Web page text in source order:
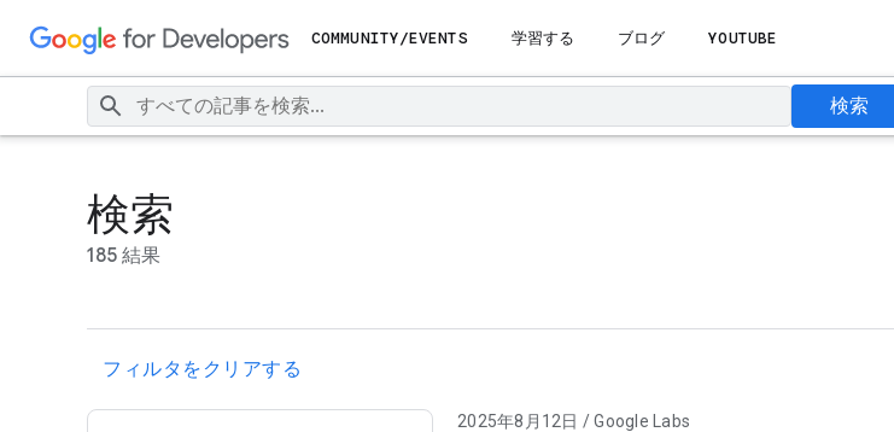
COMMUNITY/EVENTS 学習する ブログ YOUTUBE
検索
検索
185 結果
フィルタをクリアする
2025年8月12日 / Google Labs